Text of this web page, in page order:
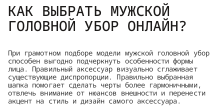
КАК ВЫБРАТЬ МУЖСКОЙ
ГОЛОВНОЙ УБОР ОНЛАЙН?
При грамотном подборе модели мужской головной убор
способен выгодно подчеркнуть особенности формы
лица. Правильный аксессуар визуально сглаживает
существующие диспропорции. Правильно выбранная
шапка помогает сделать черты более гармоничными,
отвлечь внимание от нюансов внешности и перенести
акцент на стиль и дизайн самого аксессуара.